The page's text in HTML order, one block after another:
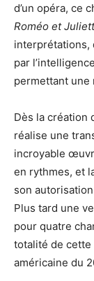
d’un opéra, ce
Roméo et
interprétations,
par
permettant une
Dès la création
réalise une
incroyable
en rythmes, et
son
Plus tard une
pour quatre
totalité de
américaine du